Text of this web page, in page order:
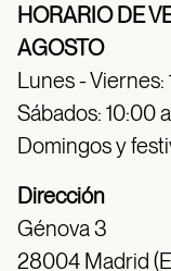
HORARIO DE
AGOSTO
Lunes - Viernes:
Sábados: 10:00
Domingos y
Dirección
Génova 3
28004 Madrid